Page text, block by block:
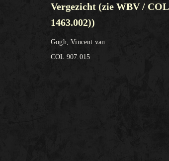
Vergezicht (zie WBV / COL
1463.002))
Gogh, Vincent van
COL 907.015